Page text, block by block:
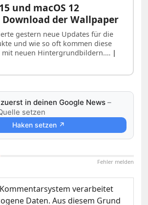
und macOS 12
der Wallpaper
gestern neue Updates für die
und wie so oft kommen diese
mit neuen Hintergrundbildern.… |
in deinen Google News –
setzen
Haken setzen ↗
Fehler melden
Kommentarsystem verarbeitet
Daten. Aus diesem Grund